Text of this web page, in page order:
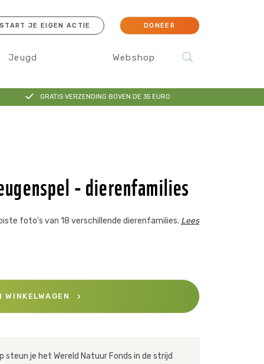
START JE EIGEN ACTIE DONEER
Jeugd Webshop
GRATIS VERZENDING BOVEN DE 35 EURO
- dierenfamilies
foto's van 18 verschillende dierenfamilies. Lees
WINKELWAGEN
steun je het Wereld Natuur Fonds in de strijd